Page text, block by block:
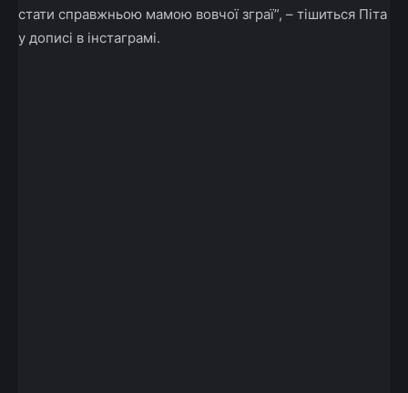
стати справжньою мамою вовчої зграї”, – тішиться Піта
у дописі в інстаграмі.